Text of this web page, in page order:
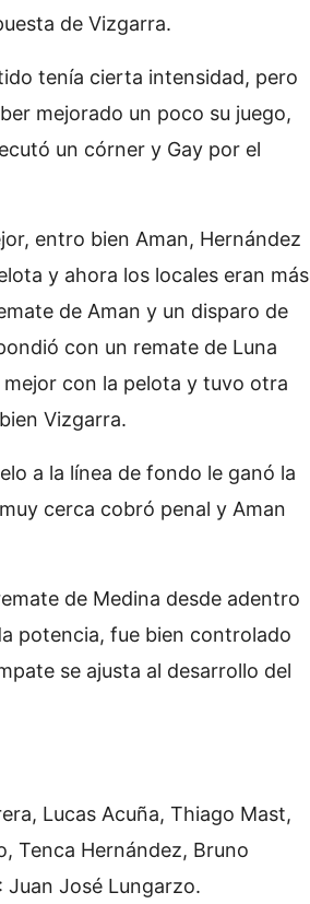
de Vizgarra.
tenía cierta intensidad, pero
mejorado un poco su juego,
un córner y Gay por el
entro bien Aman, Hernández
y ahora los locales eran más
de Aman y un disparo de
con un remate de Luna
con la pelota y tuvo otra
Vizgarra.
a la línea de fondo le ganó la
cerca cobró penal y Aman
de Medina desde adentro
potencia, fue bien controlado
se ajusta al desarrollo del
Lucas Acuña, Thiago Mast,
Tenca Hernández, Bruno
Juan José Lungarzo.